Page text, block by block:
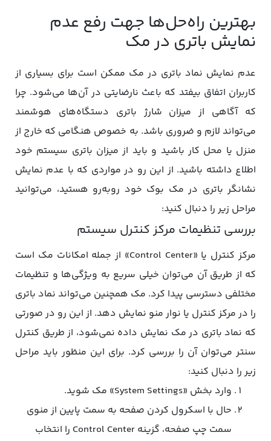
بهترین راه‌حل‌ها جهت رفع عدم
نمایش باتری در مک
عدم نمایش نماد باتری در مک ممکن است برای بسیاری از
کاربران اتفاق بیفتد که باعث نارضایتی در آن‌ها می‌شود. چرا
که آگاهی از میزان شارژ باتری دستگاه‌های هوشمند
می‌تواند لازم و ضروری باشد. به خصوص هنگامی که خارج از
منزل یا محل کار باشید و باید از میزان باتری سیستم خود
اطلاع داشته باشید. از این رو در مواردی که با عدم نمایش
نشانگر باتری در مک ‌بوک خود رو‌به‌رو هستید، می‌توانید
مراحل زیر را دنبال کنید:
بررسی تنظیمات مرکز کنترل سیستم
مرکز کنترل یا «Control Center» از جمله امکانات مک است
که از طریق آن می‌توان خیلی سریع به ویژگی‌ها و تنظیمات
مختلفی دسترسی پیدا کرد. مک همچنین می‌تواند نماد باتری
را در مرکز کنترل یا نوار منو نمایش دهد. از این رو در صورتی
که نماد باتری در مک نمایش داده نمی‌شود، از طریق کنترل
سنتر می‌توان آن را بررسی کرد. برای این منظور باید مراحل
زیر را دنبال کنید:
وارد بخش «System Settings» مک شوید.
حال با اسکرول کردن صفحه به سمت پایین از منوی
سمت چپ صفحه، گزینه Control Center را انتخاب